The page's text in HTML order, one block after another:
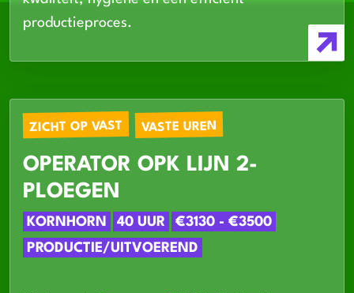
productieproces.
ZICHT OP VAST VASTE UREN
OPERATOR OPK LIJN 2-
PLOEGEN
KORNHORN 40 UUR
€3130 - €3500
PRODUCTIE/UITVOEREND